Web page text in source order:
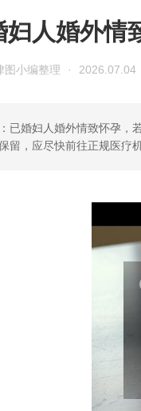
妇人婚外情
图小编整理 · 2026.07.04
已婚妇人婚外情致怀孕，
留，应尽快前往正规医疗